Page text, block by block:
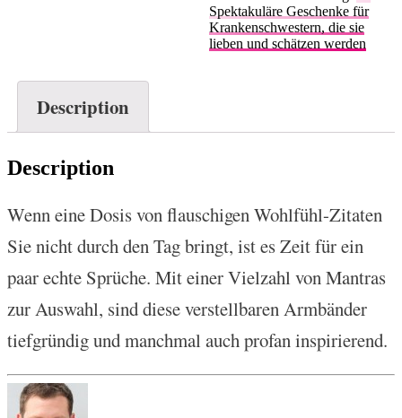
Spektakuläre Geschenke für
Krankenschwestern, die sie
lieben und schätzen werden
Description
Description
Wenn eine Dosis von flauschigen Wohlfühl-Zitaten
Sie nicht durch den Tag bringt, ist es Zeit für ein
paar echte Sprüche. Mit einer Vielzahl von Mantras
zur Auswahl, sind diese verstellbaren Armbänder
tiefgründig und manchmal auch profan inspirierend.